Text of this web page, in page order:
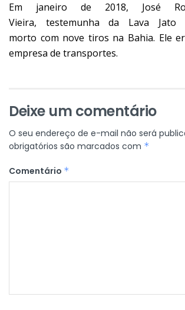
Em janeiro de 2018, José
Vieira, testemunha da Lava
morto com nove tiros na Bahia. Ele
empresa de transportes.
Deixe um comentário
O seu endereço de e-mail não será
obrigatórios são marcados com *
Comentário *